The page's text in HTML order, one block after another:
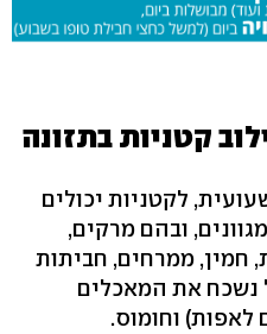
קטניות בתזונה
לקטניות יכולים
ובהם מרקים,
חמין, ממרחים, חביתות
נשכח את המאכלים
וחומוס.